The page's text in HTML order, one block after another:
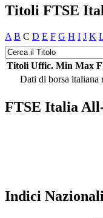
Titoli FTSE
A B C D E F G H I J K
Titoli Uffic. Min Max
Dati di borsa italiana
FTSE Italia
Indici